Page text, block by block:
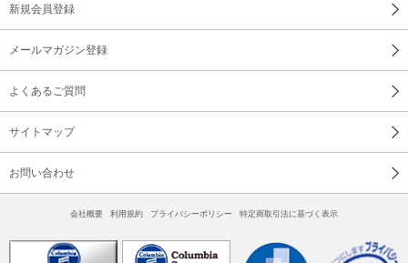
新規会員登録
メールマガジン登録
よくあるご質問
サイトマップ
お問い合わせ
会社概要 利用規約 プライバシーポリシー 特定商取引法に基づく表示